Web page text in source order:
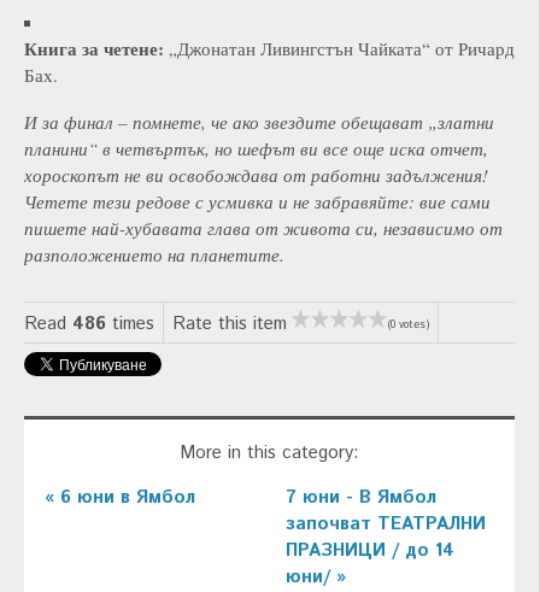
Книга за четене: „Джонатан Ливингстън Чайката“ от Ричард
Бах.
И за финал – помнете, че ако звездите обещават „златни
планини“ в четвъртък, но шефът ви все още иска отчет,
хороскопът не ви освобождава от работни задължения!
Четете тези редове с усмивка и не забравяйте: вие сами
пишете най-хубавата глава от живота си, независимо от
разположението на планетите.
Read 486 times Rate this item (0 votes)
More in this category:
« 6 юни в Ямбол
7 юни - В Ямбол
започват ТЕАТРАЛНИ
ПРАЗНИЦИ / до 14
юни/ »